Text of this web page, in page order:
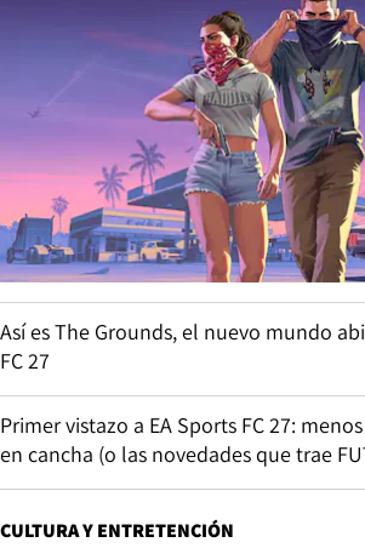
Así es The Grounds, el nuevo mundo
FC 27
Primer vistazo a EA Sports FC 27:
en cancha (o las novedades que trae
CULTURA Y ENTRETENCIÓN